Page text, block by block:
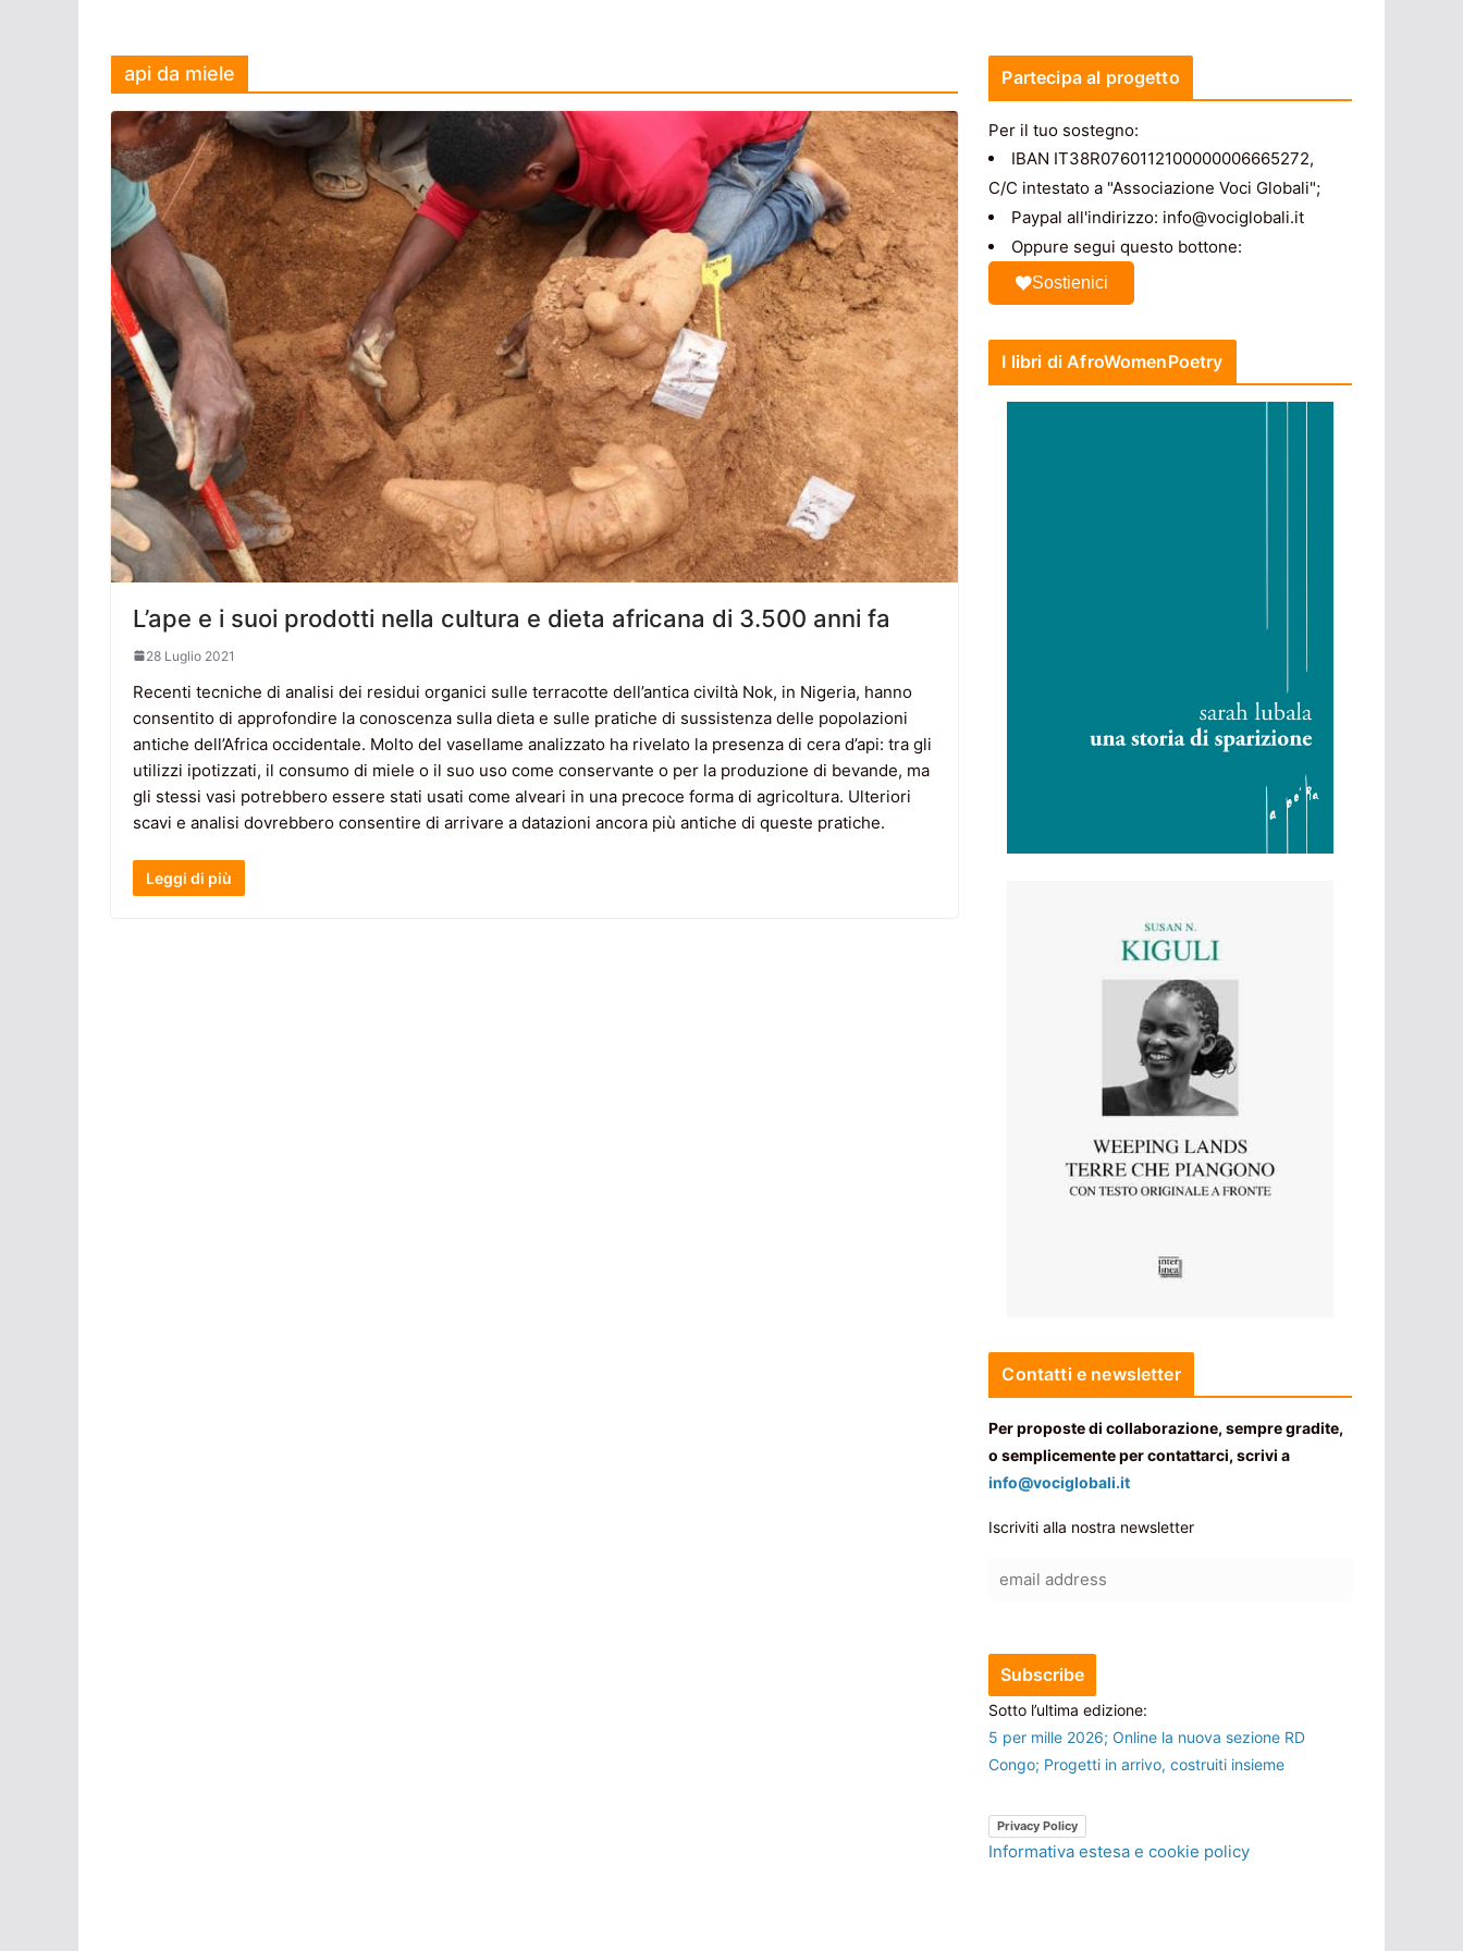
api da miele
L’ape e i suoi prodotti nella cultura e dieta africana di 3.500 anni fa
28 Luglio 2021
Recenti tecniche di analisi dei residui organici sulle terracotte dell’antica civiltà Nok, in Nigeria, hanno
consentito di approfondire la conoscenza sulla dieta e sulle pratiche di sussistenza delle popolazioni
antiche dell’Africa occidentale. Molto del vasellame analizzato ha rivelato la presenza di cera d’api: tra gli
utilizzi ipotizzati, il consumo di miele o il suo uso come conservante o per la produzione di bevande, ma
gli stessi vasi potrebbero essere stati usati come alveari in una precoce forma di agricoltura. Ulteriori
scavi e analisi dovrebbero consentire di arrivare a datazioni ancora più antiche di queste pratiche.
Leggi di più
Partecipa al progetto
Per il tuo sostegno:
IBAN IT38R0760112100000006665272,
C/C intestato a "Associazione Voci Globali";
Paypal all'indirizzo: info@vociglobali.it
Oppure segui questo bottone:
Sostienici
I libri di AfroWomenPoetry
Contatti e newsletter
Per proposte di collaborazione, sempre gradite,
o semplicemente per contattarci, scrivi a
info@vociglobali.it
Iscriviti alla nostra newsletter
Sotto l’ultima edizione:
5 per mille 2026; Online la nuova sezione RD
Congo; Progetti in arrivo, costruiti insieme
Privacy Policy
Informativa estesa e cookie policy